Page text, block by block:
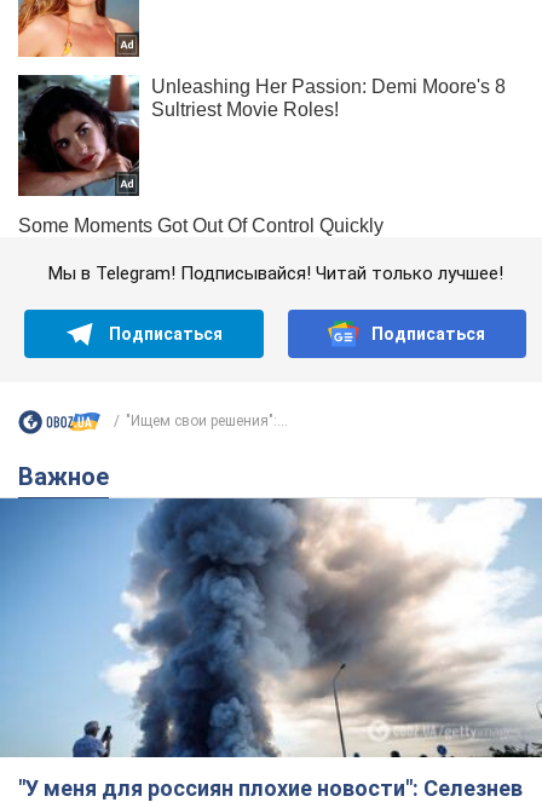
Мы в Telegram! Подписывайся! Читай только лучшее!
Подписаться Подписаться
"Ищем свои решения":...
Важное
"У меня для россиян плохие новости": Селезнев